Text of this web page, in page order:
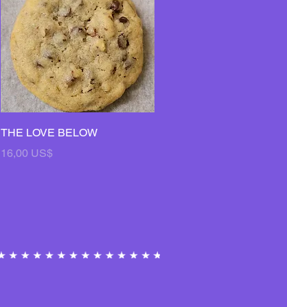
Vista rápida
THE LOVE BELOW
Precio
16,00 US$